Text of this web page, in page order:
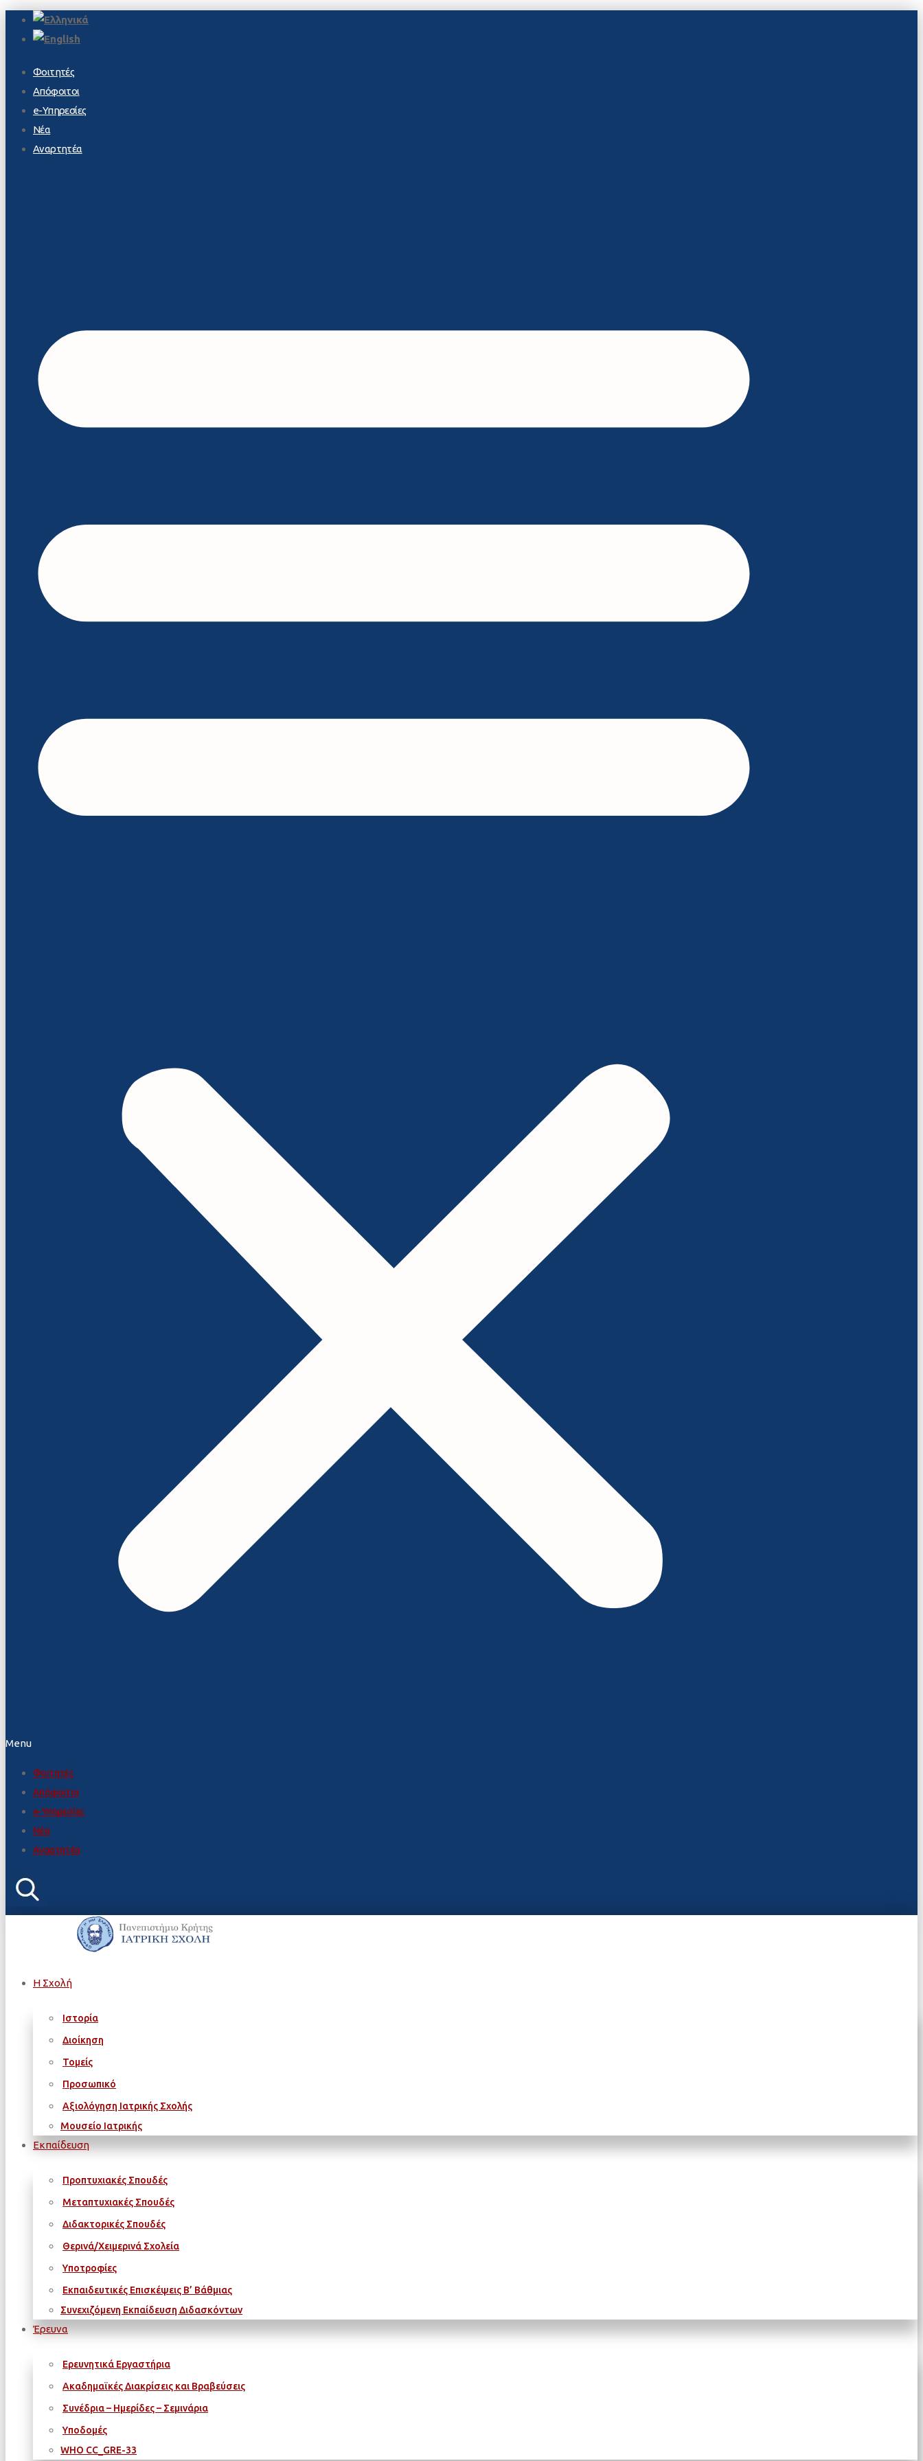
Φοιτητές
Απόφοιτοι
e-Υπηρεσίες
Νέα
Αναρτητέα
Menu
Φοιτητές
Απόφοιτοι
e-Υπηρεσίες
Νέα
Αναρτητέα
Η Σχολή
Ιστορία
Διοίκηση
Τομείς
Προσωπικό
Αξιολόγηση Ιατρικής Σχολής
Μουσείο Ιατρικής
Εκπαίδευση
Προπτυχιακές Σπουδές
Μεταπτυχιακές Σπουδές
Διδακτορικές Σπουδές
Θερινά/Χειμερινά Σχολεία
Υποτροφίες
Εκπαιδευτικές Επισκέψεις Β’ Βάθμιας
Συνεχιζόμενη Εκπαίδευση Διδασκόντων
Έρευνα
Ερευνητικά Εργαστήρια
Ακαδημαϊκές Διακρίσεις και Βραβεύσεις
Συνέδρια – Ημερίδες – Σεμινάρια
Υποδομές
WΗΟ CC_GRE-33